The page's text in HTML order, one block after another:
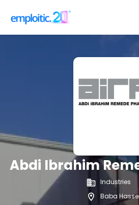
Abdi Ibrahim
Industries
Baba